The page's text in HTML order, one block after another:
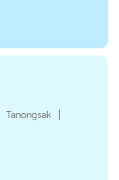
Tanongsak |